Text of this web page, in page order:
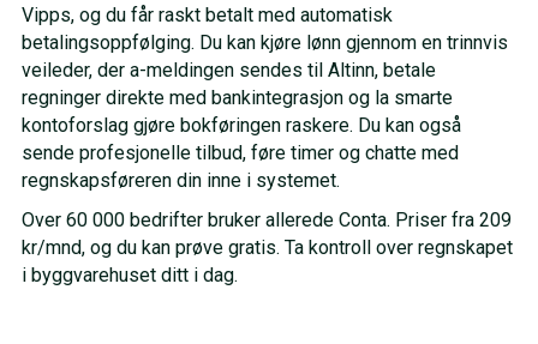
Vipps, og du får raskt betalt med automatisk
betalingsoppfølging. Du kan kjøre lønn gjennom en trinnvis
veileder, der a-meldingen sendes til Altinn, betale
regninger direkte med bankintegrasjon og la smarte
kontoforslag gjøre bokføringen raskere. Du kan også
sende profesjonelle tilbud, føre timer og chatte med
regnskapsføreren din inne i systemet.
Over 60 000 bedrifter bruker allerede Conta. Priser fra 209
kr/mnd, og du kan prøve gratis. Ta kontroll over regnskapet
i byggvarehuset ditt i dag.